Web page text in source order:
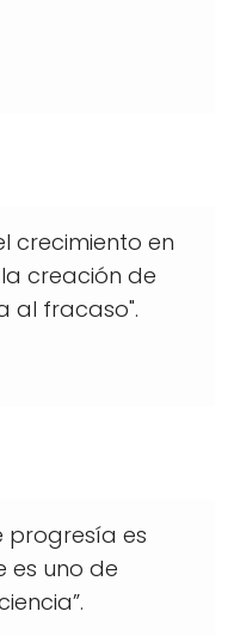
crecimiento en
creación de
al fracaso".
progresía es
es uno de